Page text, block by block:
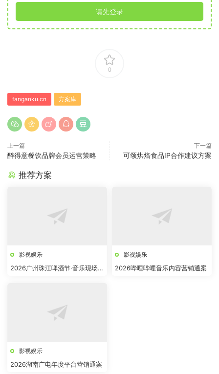
请先登录
0
fanganku.cn 方案库
上一篇
醉得意餐饮品牌会员运营策略
下一篇
可颂烘焙食品IP合作建议方案
推荐方案
影视娱乐
2026广州珠江啤酒节·音乐现场招
影视娱乐
2026哔哩哔哩音乐内容营销通案
影视娱乐
2026湖南广电年度平台营销通案